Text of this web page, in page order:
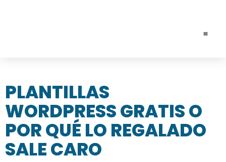
PLANTILLAS
WORDPRESS GRATIS O
POR QUÉ LO REGALADO
SALE CARO